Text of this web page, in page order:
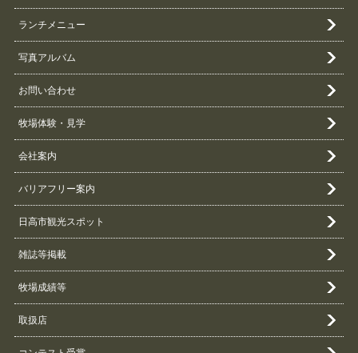
ランチメニュー
写真アルバム
お問い合わせ
牧場体験・見学
会社案内
バリアフリー案内
日高市観光スポット
雑誌等掲載
牧場成績等
取扱店